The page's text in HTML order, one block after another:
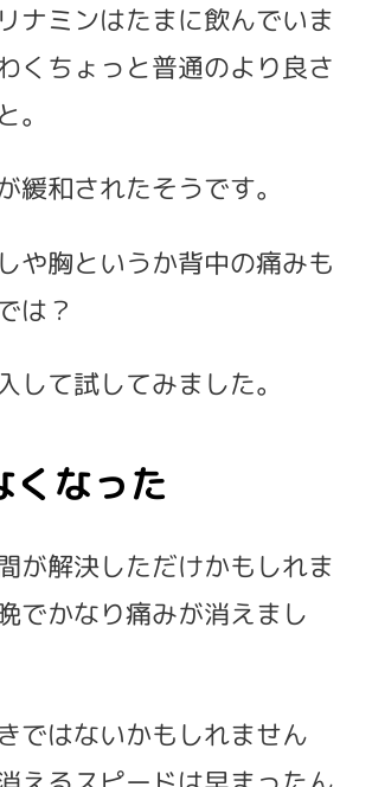
ナミンはたまに飲んでいま
くちょっと普通のより良さ
。
緩和されたそうです。
や胸というか背中の痛みも
は？
して試してみました。
くなった
が解決しただけかもしれま
でかなり痛みが消えまし
ではないかもしれません